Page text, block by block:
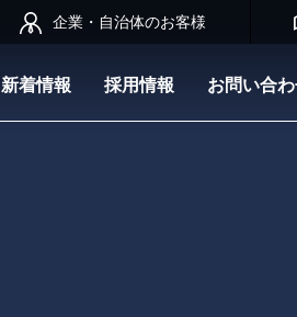
新着情報 採用情報 お問い合
企業・自治体のお客様